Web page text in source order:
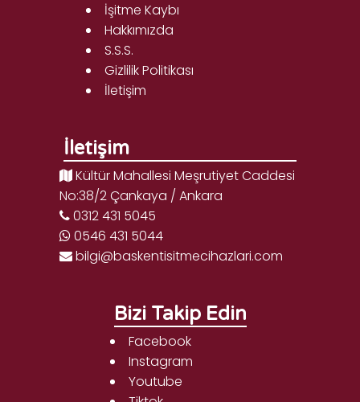
İşitme Kaybı
Hakkımızda
S.S.S.
Gizlilik Politikası
İletişim
İletişim
Kültür Mahallesi Meşrutiyet Caddesi
No:38/2 Çankaya / Ankara
0312 431 5045
0546 431 5044
bilgi@baskentisitmecihazlari.com
Bizi Takip Edin
Facebook
Instagram
Youtube